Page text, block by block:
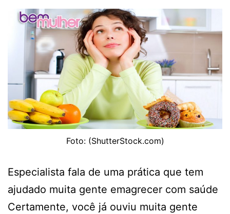
Foto: (ShutterStock.com)
Especialista fala de uma prática que tem
ajudado muita gente emagrecer com saúde
Certamente, você já ouviu muita gente